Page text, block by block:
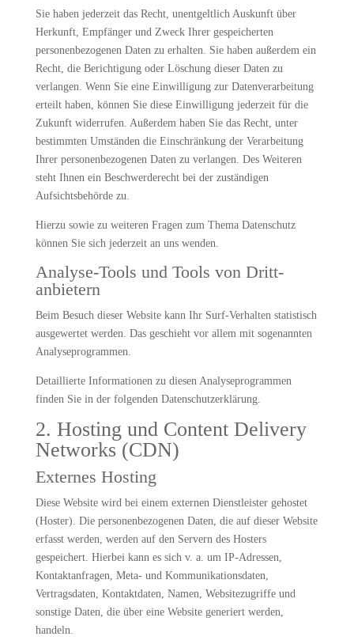
Sie haben jederzeit das Recht, unentgeltlich Auskunft über
Herkunft, Empfänger und Zweck Ihrer gespeicherten
personenbezogenen Daten zu erhalten. Sie haben außerdem ein
Recht, die Berichtigung oder Löschung dieser Daten zu
verlangen. Wenn Sie eine Einwilligung zur Datenverarbeitung
erteilt haben, können Sie diese Einwilligung jederzeit für die
Zukunft widerrufen. Außerdem haben Sie das Recht, unter
bestimmten Umständen die Einschränkung der Verarbeitung
Ihrer personenbezogenen Daten zu verlangen. Des Weiteren
steht Ihnen ein Beschwerderecht bei der zuständigen
Aufsichtsbehörde zu.
Hierzu sowie zu weiteren Fragen zum Thema Datenschutz
können Sie sich jederzeit an uns wenden.
Analyse-Tools und Tools von Dritt­
anbietern
Beim Besuch dieser Website kann Ihr Surf-Verhalten statistisch
ausgewertet werden. Das geschieht vor allem mit sogenannten
Analyseprogrammen.
Detaillierte Informationen zu diesen Analyseprogrammen
finden Sie in der folgenden Datenschutzerklärung.
2. Hosting und Content Delivery
Networks (CDN)
Externes Hosting
Diese Website wird bei einem externen Dienstleister gehostet
(Hoster). Die personenbezogenen Daten, die auf dieser Website
erfasst werden, werden auf den Servern des Hosters
gespeichert. Hierbei kann es sich v. a. um IP-Adressen,
Kontaktanfragen, Meta- und Kommunikationsdaten,
Vertragsdaten, Kontaktdaten, Namen, Websitezugriffe und
sonstige Daten, die über eine Website generiert werden,
handeln.